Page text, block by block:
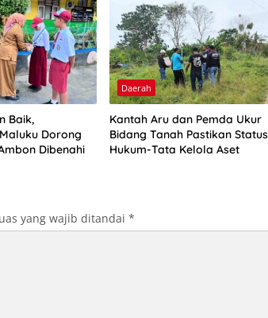
Baik,
Dorong
Dibenahi
Daerah
Kantah Aru dan Pemda Ukur
Bidang Tanah Pastikan Status
Hukum-Tata Kelola Aset
yang wajib ditandai *